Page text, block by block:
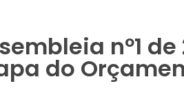
nº1 de
do